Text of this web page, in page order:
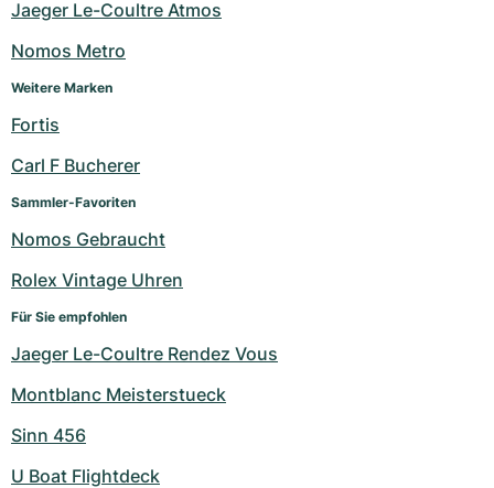
Jaeger Le-Coultre Atmos
Nomos Metro
Weitere Marken
Fortis
Carl F Bucherer
Sammler-Favoriten
Nomos Gebraucht
Rolex Vintage Uhren
Für Sie empfohlen
Jaeger Le-Coultre Rendez Vous
Montblanc Meisterstueck
Sinn 456
U Boat Flightdeck